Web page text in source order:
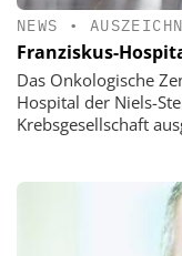
NEWS •
Franziskus-
Das Onkologische
Hospital der Niels-
Krebsgesellschaft